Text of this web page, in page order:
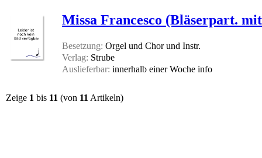
Missa Francesco (Bläserpart.
Besetzung: Orgel und Chor und Instr.
Verlag: Strube
Auslieferbar: innerhalb einer Woche info
Zeige 1 bis 11 (von 11Artikeln)